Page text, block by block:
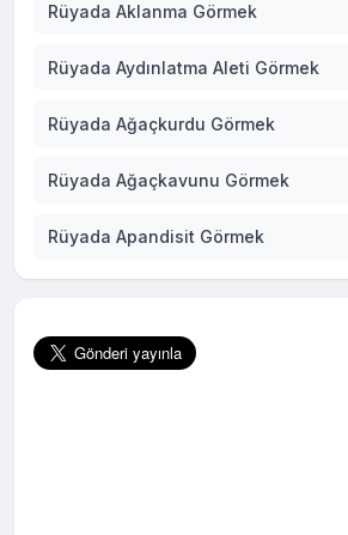
Rüyada Aklanma Görmek
Rüyada Aydınlatma Aleti Görmek
Rüyada Ağaçkurdu Görmek
Rüyada Ağaçkavunu Görmek
Rüyada Apandisit Görmek